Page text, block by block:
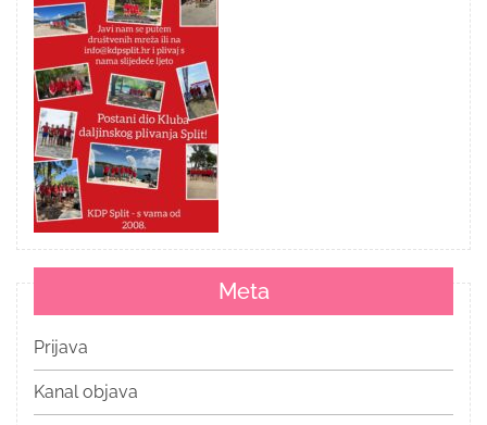
Meta
Prijava
Kanal objava